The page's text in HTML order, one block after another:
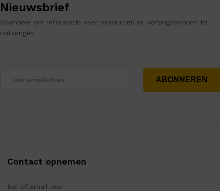
Nieuwsbrief
Abonneer om informatie over producten en kortingsbonnen te
ontvangen
Contact opnemen
Bel of email ons